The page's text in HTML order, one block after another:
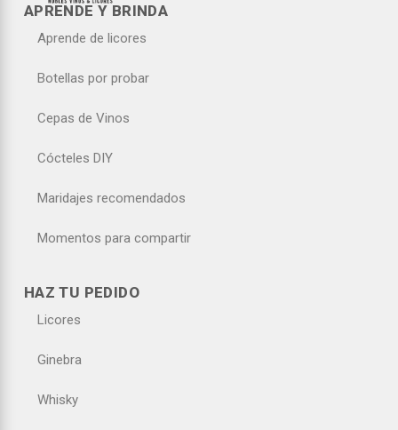
APRENDE Y BRINDA
Aprende de licores
Botellas por probar
Cepas de Vinos
Cócteles DIY
Maridajes recomendados
Momentos para compartir
HAZ TU PEDIDO
Licores
Ginebra
Whisky